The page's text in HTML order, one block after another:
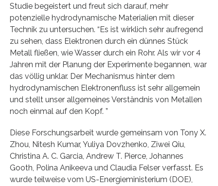
Studie begeistert und freut sich darauf, mehr
potenzielle hydrodynamische Materialien mit dieser
Technik zu untersuchen. “Es ist wirklich sehr aufregend
zu sehen, dass Elektronen durch ein dünnes Stück
Metall fließen, wie Wasser durch ein Rohr. Als wir vor 4
Jahren mit der Planung der Experimente begannen, war
das völlig unklar. Der Mechanismus hinter dem
hydrodynamischen Elektronenfluss ist sehr allgemein
und stellt unser allgemeines Verständnis von Metallen
noch einmal auf den Kopf. ”
Diese Forschungsarbeit wurde gemeinsam von Tony X.
Zhou, Nitesh Kumar, Yuliya Dovzhenko, Ziwei Qiu,
Christina A. C. Garcia, Andrew T. Pierce, Johannes
Gooth, Polina Anikeeva und Claudia Felser verfasst. Es
wurde teilweise vom US-Energieministerium (DOE),